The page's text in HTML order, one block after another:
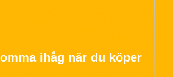
ihåg när du köper